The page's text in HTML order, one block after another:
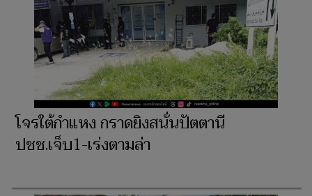
โจรใต้กำแหง กราดยิงสนั่นปัตตานี
ปชช.เจ็บ1-เร่งตามล่า